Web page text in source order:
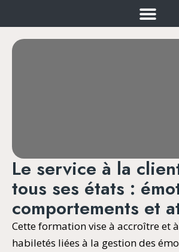
Le service à la
tous ses états :
comportements et
Cette formation vise à accroître et
habiletés liées à la gestion des